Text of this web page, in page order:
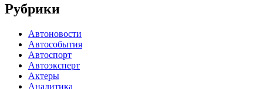
Рубрики
Автоновости
Автособытия
Автоспорт
Автоэксперт
Актеры
Аналитика